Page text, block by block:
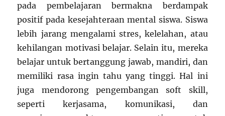
pada pembelajaran bermakna berdampak
positif pada kesejahteraan mental siswa. Siswa
lebih jarang mengalami stres, kelelahan, atau
kehilangan motivasi belajar. Selain itu, mereka
belajar untuk bertanggung jawab, mandiri, dan
memiliki rasa ingin tahu yang tinggi. Hal ini
juga mendorong pengembangan soft skill,
seperti kerjasama, komunikasi, dan